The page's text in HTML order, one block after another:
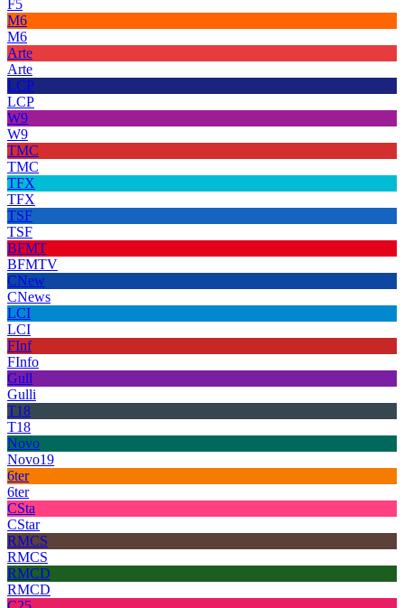
F5
M6
M6
Arte
Arte
LCP
LCP
W9
W9
TMC
TMC
TFX
TFX
TSF
TSF
BFMT
BFMTV
CNew
CNews
LCI
LCI
FInf
FInfo
Gull
Gulli
T18
T18
Novo
Novo19
6ter
6ter
CSta
CStar
RMCS
RMCS
RMCD
RMCD